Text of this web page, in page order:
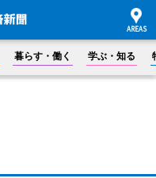
暮らす・働く 学ぶ・知る